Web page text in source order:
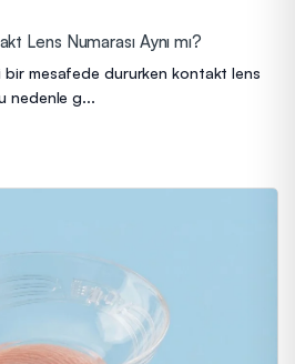
Lens Numarası Aynı mı?
bir mesafede dururken kontakt lens
nedenle g...